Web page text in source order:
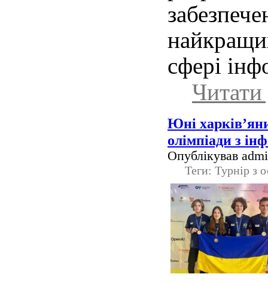
сфері
Юні
олімпіади з
Опублікував
Теги: Турнір з